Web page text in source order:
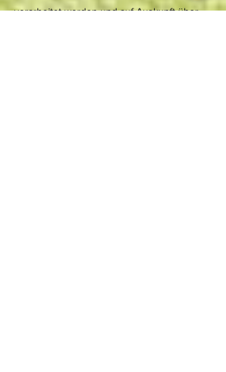
verarbeitet werden und auf Auskunft über